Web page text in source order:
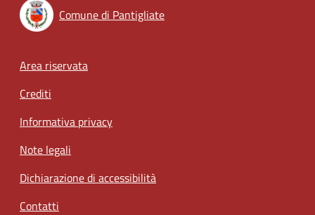
Comune di Pantigliate
Footer menu
Area riservata
Crediti
Informativa privacy
Note legali
Dichiarazione di accessibilità
Contatti